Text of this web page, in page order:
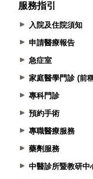
服務指引
入院及住院須知
申請醫療報告
急症室
家庭醫學門診 (前
專科門診
預約手術
專職醫療服務
藥劑服務
中醫診所暨教研中